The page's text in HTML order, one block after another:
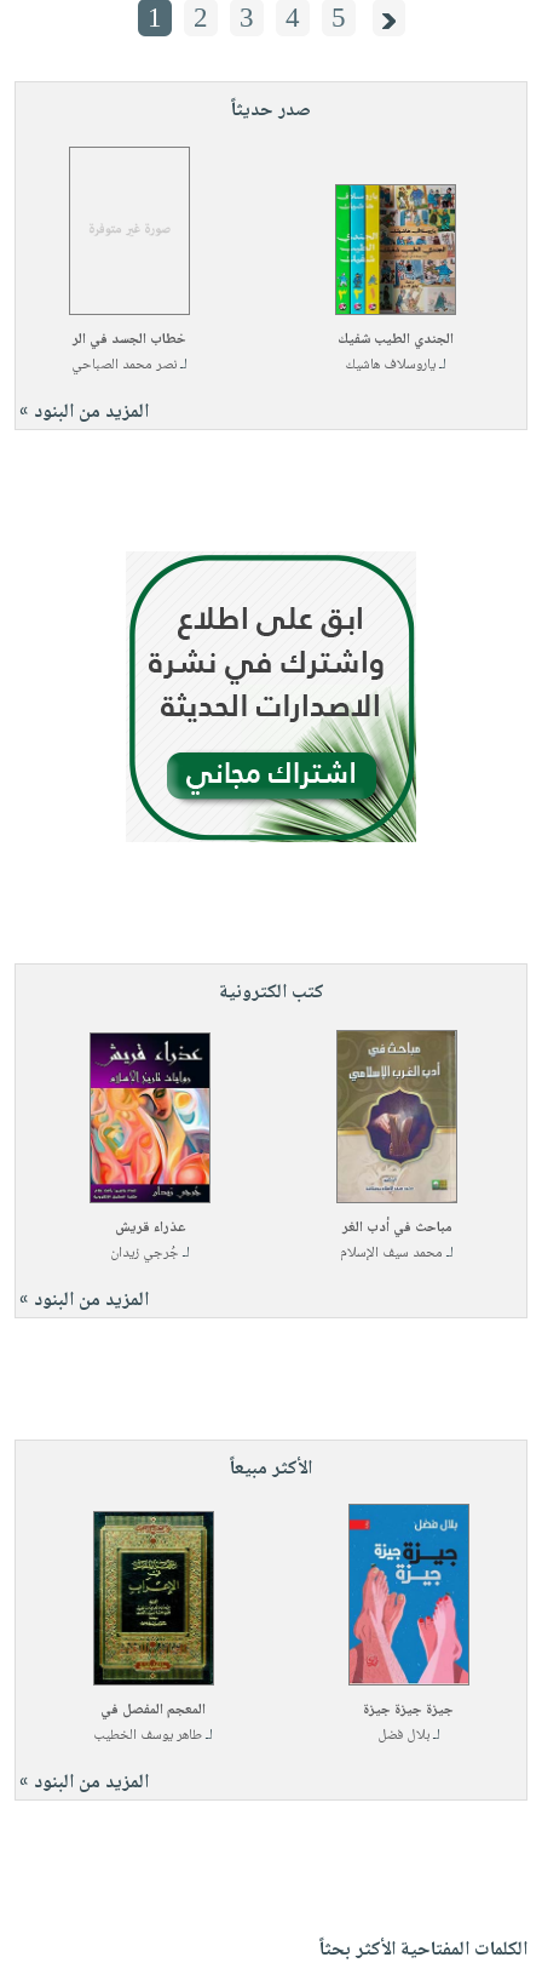
1 2 3 4 5
صدر حديثاً
الجندي الطيب شفيك
لـياروسلاف هاشيك
خطاب الجسد في الر
لـنصر محمد الصباحي
المزيد من البنود »
كتب الكترونية
مباحث في أدب الغر
لـمحمد سيف الإسلام
عذراء قريش
لـجُرجي زيدان
المزيد من البنود »
الأكثر مبيعاً
جيزة جيزة جيزة
لـبلال فضل
المعجم المفصل في
لـطاهر يوسف الخطيب
المزيد من البنود »
الكلمات المفتاحية الأكثر بحثاً